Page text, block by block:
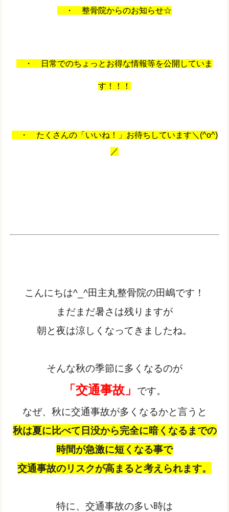
・ 整骨院からのお知らせ☆
・ 日常でのちょっとお得な情報等を公開していま
す！！！
・ たくさんの「いいね！」お待ちしています＼(^o^)
／
こんにちは^_^田主丸整骨院の田嶋です！
まだまだ暑さは残りますが
朝と夜は涼しくなってきましたね。
そんな秋の季節に多くなるのが
「交通事故」
です。
なぜ、秋に交通事故が多くなるかと言うと
秋は夏に比べて日没から完全に暗くなるまでの
時間が急激に短くなる事で
交通事故のリスクが高まると考えられます。
特に、交通事故の多い時は